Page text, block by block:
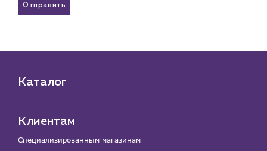
Отправить
Каталог
Клиентам
Специализированным магазинам